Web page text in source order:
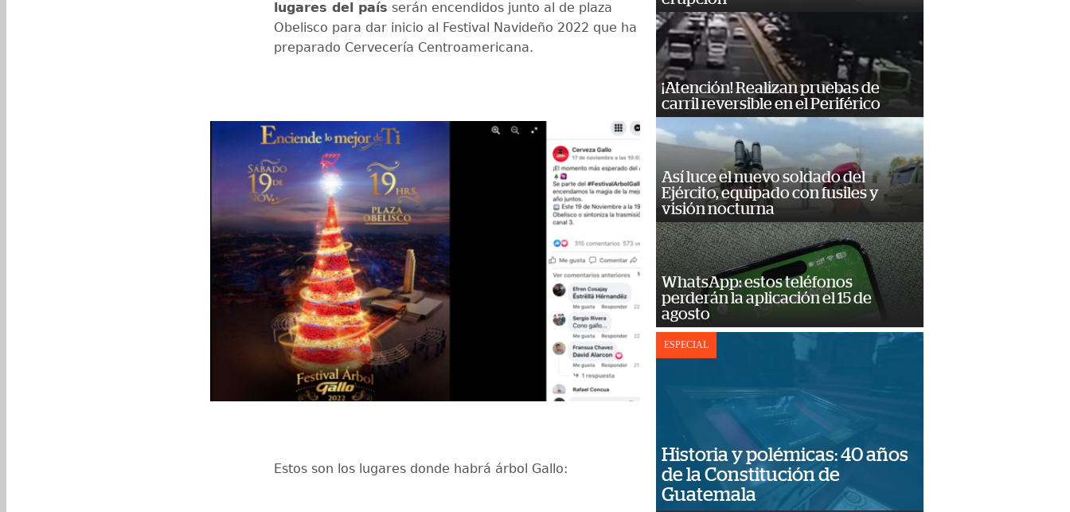
lugares del país serán encendidos junto al de plaza
Obelisco para dar inicio al Festival Navideño 2022 que ha
preparado Cervecería Centroamericana.
Estos son los lugares donde habrá árbol Gallo:
¡Atención! Realizan pruebas de
carril reversible en el Periférico
Así luce el nuevo soldado del
Ejército, equipado con fusiles y
visión nocturna
WhatsApp: estos teléfonos
perderán la aplicación el 15 de
agosto
ESPECIAL
Historia y polémicas: 40 años
de la Constitución de
Guatemala